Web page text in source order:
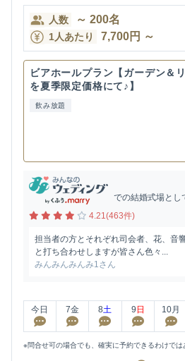
人数 ～ 200名
1人あたり 7,700円 ～
ビアホールプラン【ガーデン＆
を夏季限定価格にて♪】
飲み放題
での結婚式場とし
4.21(463件)
担当者の方とそれぞれ司会者、花、音
と打ち合わせしますが皆さん色々...
みんみんみんみ1さん
今日 7金 8土 9 日 10月
※問合せ可の場合でも、確実に予約できるわけでは